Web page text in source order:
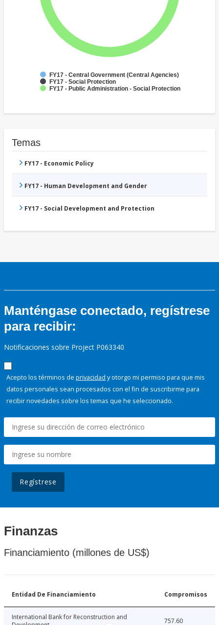
FY17 - Central Government (Central Agencies)
FY17 - Social Protection
FY17 - Public Administration - Social Protection
Temas
FY17 - Economic Policy
FY17 - Human Development and Gender
FY17 - Social Development and Protection
Manténgase conectado, regístrese
para recibir:
Notificaciones sobre Project P063340
Acepto los términos de privacidad y otorgo mi permiso para que mis
datos personales sean procesados con el fin de suscribirme para
recibir novedades sobre los temas que he seleccionado.
Regístrese
Finanzas
Financiamiento (millones de US$)
Entidad De Financiamiento Compromisos
International Bank for Reconstruction and
757.60